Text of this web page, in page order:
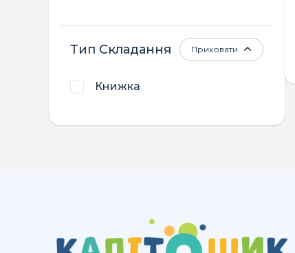
Тип Складання
Книжка
Приховати